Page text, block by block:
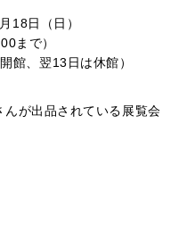
18日（日）
まで）
館、翌13日は休館）
が出品されている展覧会